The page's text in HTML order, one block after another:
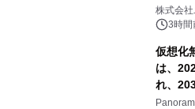
ゲーミ
対象
株式会
3時間
仮想化
は、
れ、
すると